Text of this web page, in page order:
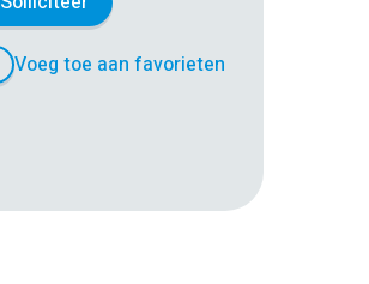
Voeg toe aan favorieten